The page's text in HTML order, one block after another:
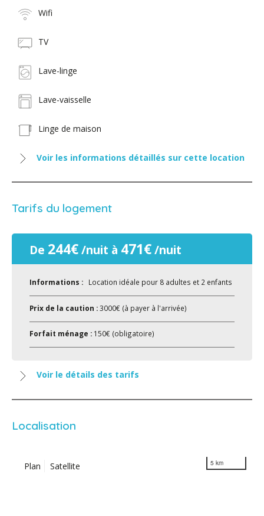
Wifi
TV
Lave-linge
Lave-vaisselle
Linge de maison
Voir les informations détaillés sur cette location
Tarifs du logement
De 244€/nuit à 471€/nuit
Informations : Location idéale pour 8 adultes et 2 enfants
Prix de la caution :3000€ (à payer à l'arrivée)
Forfait ménage : 150€ (obligatoire)
Voir le détails des tarifs
Localisation
Plan Satellite 5 km